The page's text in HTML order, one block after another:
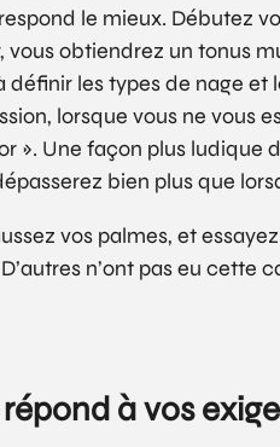
le mieux. Débutez
obtiendrez un tonus
les types de nage
lorsque vous ne vous
Une façon plus ludique
bien plus que
vos palmes, et
n’ont pas eu cette
à vos